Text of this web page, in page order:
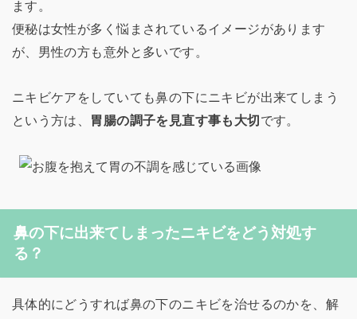
ます。
便秘は女性が多く悩まされているイメージがあります
が、男性の方も意外と多いです。
ニキビケアをしていても鼻の下にニキビが出来てしまう
という方は、 胃腸の調子を見直す事も大切 です。
鼻の下に出来てしまったニキビをどう対処す
る？
具体的にどうすれば鼻の下のニキビを治せるのかを、解